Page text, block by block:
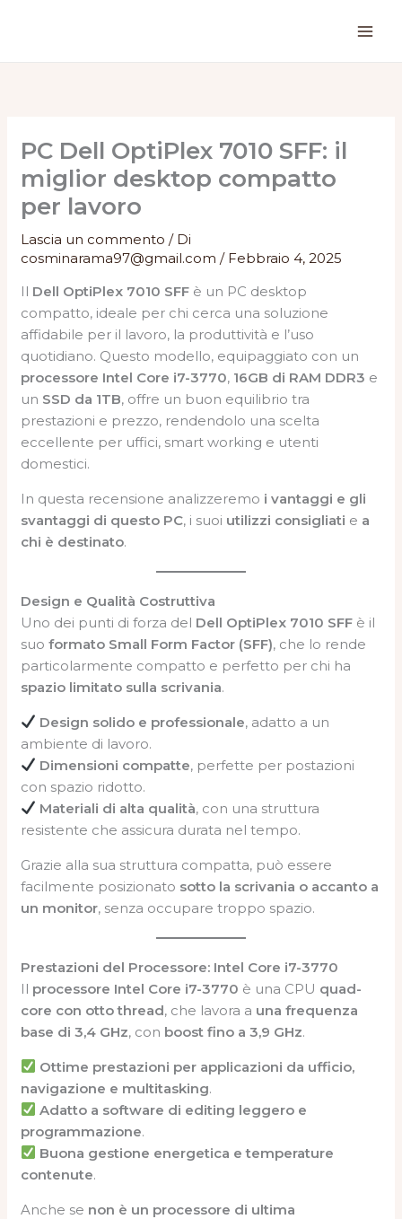
PC Dell OptiPlex 7010 SFF: il
miglior desktop compatto
per lavoro
Lascia un commento / Di
cosminarama97@gmail.com/ Febbraio 4, 2025
Il Dell OptiPlex 7010 SFF è un PC desktop
compatto, ideale per chi cerca una soluzione
affidabile per il lavoro, la produttività e l’uso
quotidiano. Questo modello, equipaggiato con un
processore Intel Core i7-3770, 16GB di RAM DDR3 e
un SSD da 1TB, offre un buon equilibrio tra
prestazioni e prezzo, rendendolo una scelta
eccellente per uffici, smart working e utenti
domestici.
In questa recensione analizzeremo i vantaggi e gli
svantaggi di questo PC, i suoi utilizzi consigliati e a
chi è destinato.
Design e Qualità Costruttiva
Uno dei punti di forza del Dell OptiPlex 7010 SFF è il
suoformato Small Form Factor (SFF), che lo rende
particolarmente compatto e perfetto per chi ha
spazio limitato sulla scrivania.
Design solido e professionale, adatto a un
ambiente di lavoro.
Dimensioni compatte, perfette per postazioni
con spazio ridotto.
Materiali di alta qualità, con una struttura
resistente che assicura durata nel tempo.
Grazie alla sua struttura compatta, può essere
facilmente posizionato sotto la scrivania o accanto a
un monitor, senza occupare troppo spazio.
Prestazioni del Processore: Intel Core i7-3770
Il processore Intel Core i7-3770 è una CPU quad-
core con otto thread, che lavora a una frequenza
base di 3,4 GHz, con boost fino a 3,9 GHz.
Ottime prestazioni per applicazioni da ufficio,
navigazione e multitasking.
Adatto a software di editing leggero e
programmazione.
Buona gestione energetica e temperature
contenute.
Anche se non è un processore di ultima